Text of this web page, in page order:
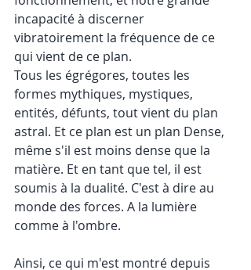
incapacité à discerner
vibratoirement la fréquence de ce
qui vient de ce plan.
Tous les égrégores, toutes les
formes mythiques, mystiques,
entités, défunts, tout vient du plan
astral. Et ce plan est un plan Dense,
même s'il est moins dense que la
matière. Et en tant que tel, il est
soumis à la dualité. C'est à dire au
monde des forces. A la lumière
comme à l'ombre.
Ainsi, ce qui m'est montré depuis